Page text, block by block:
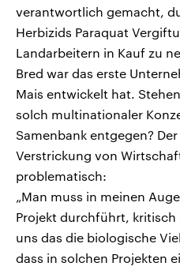
verantwortlich gemacht,
Herbizids Paraquat
Landarbeitern in Kauf zu
Bred war das erste
Mais entwickelt hat.
solch multinationaler
Samenbank entgegen?
Verstrickung von
problematisch:
„Man muss in meinen
Projekt durchführt,
uns das die biologische
dass in solchen Projekten